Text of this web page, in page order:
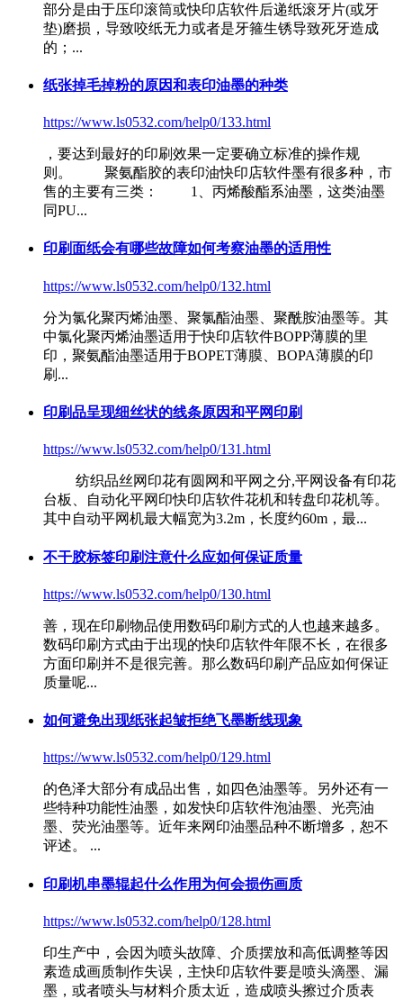
部分是由于压印滚筒或快印店软件后递纸滚牙片(或牙
垫)磨损，导致咬纸无力或者是牙箍生锈导致死牙造成
的；...
纸张掉毛掉粉的原因和表印油墨的种类
https://www.ls0532.com/help0/133.html
，要达到最好的印刷效果一定要确立标准的操作规
则。 聚氨酯胶的表印油快印店软件墨有很多种，市
售的主要有三类： 1、丙烯酸酯系油墨，这类油墨
同PU...
印刷面纸会有哪些故障如何考察油墨的适用性
https://www.ls0532.com/help0/132.html
分为氯化聚丙烯油墨、聚氯酯油墨、聚酰胺油墨等。其
中氯化聚丙烯油墨适用于快印店软件BOPP薄膜的里
印，聚氨酯油墨适用于BOPET薄膜、BOPA薄膜的印
刷...
印刷品呈现细丝状的线条原因和平网印刷
https://www.ls0532.com/help0/131.html
纺织品丝网印花有圆网和平网之分,平网设备有印花
台板、自动化平网印快印店软件花机和转盘印花机等。
其中自动平网机最大幅宽为3.2m，长度约60m，最...
不干胶标签印刷注意什么应如何保证质量
https://www.ls0532.com/help0/130.html
善，现在印刷物品使用数码印刷方式的人也越来越多。
数码印刷方式由于出现的快印店软件年限不长，在很多
方面印刷并不是很完善。那么数码印刷产品应如何保证
质量呢...
如何避免出现纸张起皱拒绝飞墨断线现象
https://www.ls0532.com/help0/129.html
的色泽大部分有成品出售，如四色油墨等。另外还有一
些特种功能性油墨，如发快印店软件泡油墨、光亮油
墨、荧光油墨等。近年来网印油墨品种不断增多，恕不
评述。 ...
印刷机串墨辊起什么作用为何会损伤画质
https://www.ls0532.com/help0/128.html
印生产中，会因为喷头故障、介质摆放和高低调整等因
素造成画质制作失误，主快印店软件要是喷头滴墨、漏
墨，或者喷头与材料介质太近，造成喷头擦过介质表